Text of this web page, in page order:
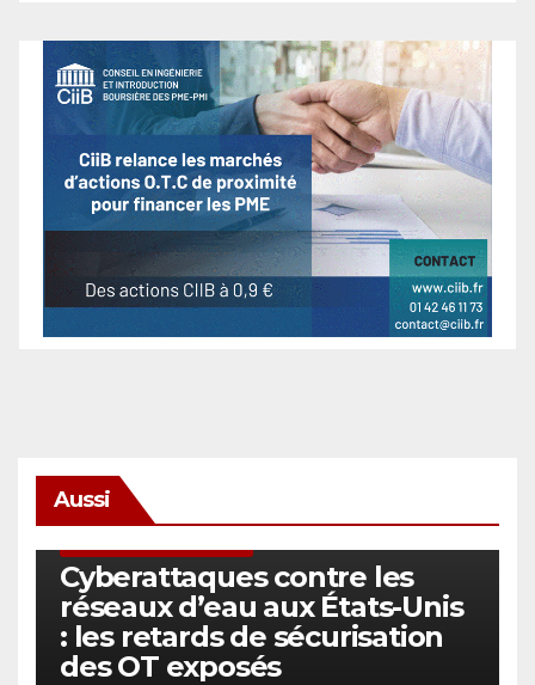
Aussi
Cyberattaques contre les
réseaux d’eau aux États-Unis
: les retards de sécurisation
des OT exposés